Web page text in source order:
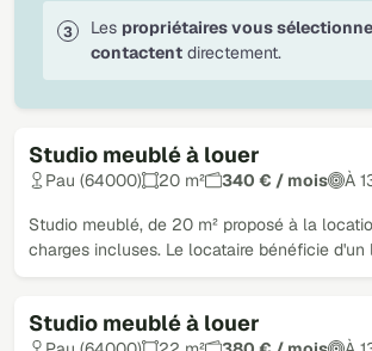
Studio meublé à louer
Pau (64000) 20 m² 340 € / mois À
Studio meublé, de 20 m² proposé à la
charges incluses. Le locataire bénéficie d'un
Studio meublé à louer
Les propriétaires vous
contactent directement.